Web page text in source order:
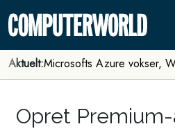
Aktuelt:Microsofts Azure vokser,
Opret